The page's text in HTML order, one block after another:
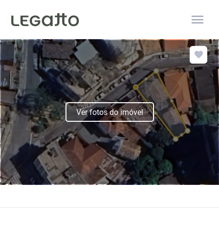
menu
Ver fotos do imóvel